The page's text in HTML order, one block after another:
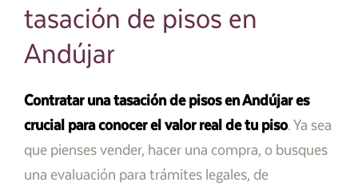
tasación de pisos en
Andújar
Contratar una tasación de pisos en Andújar es
crucial para conocer el valor real de tu piso. Ya sea
que pienses vender, hacer una compra, o busques
una evaluación para trámites legales, de